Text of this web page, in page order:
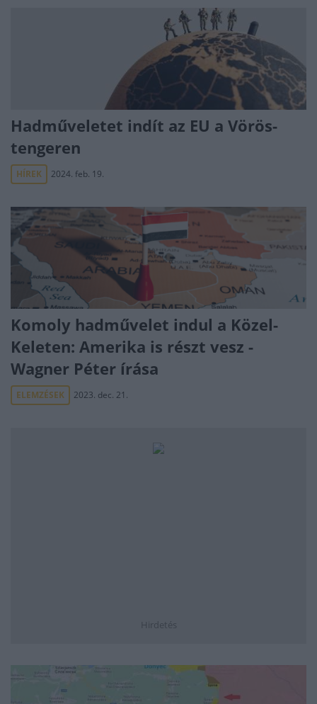
Hadműveletet indít az EU a Vörös-
tengeren
HÍREK 2024. feb. 19.
Komoly hadművelet indul a Közel-
Keleten: Amerika is részt vesz -
Wagner Péter írása
ELEMZÉSEK 2023. dec. 21.
Hirdetés